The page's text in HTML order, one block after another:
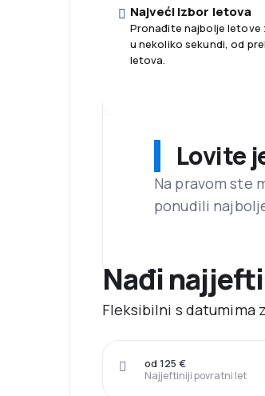
Najveći izbor letova
Pronađite najbolje letove
u nekoliko sekundi, od
letova.
Lovite
Na pravom ste
ponudili
Nađi
Fleksibilni s datumima
Najjeftiniji povratni let
od 125 €